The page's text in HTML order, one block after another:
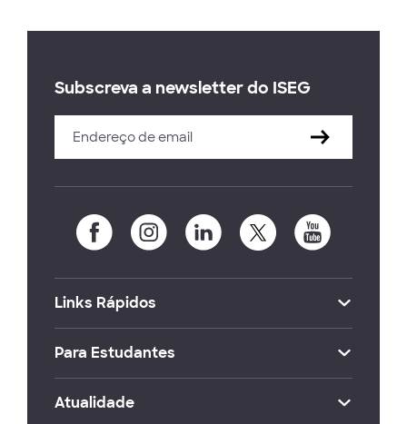
Subscreva a newsletter do ISEG
Links Rápidos
Para Estudantes
Atualidade